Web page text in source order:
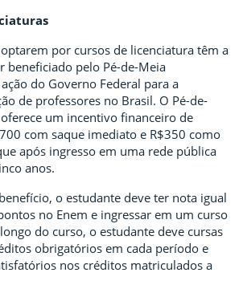
por cursos de licenciatura têm a
beneficiado pelo Pé-de-Meia
do Governo Federal para a
de professores no Brasil. O Pé-de-
um incentivo financeiro de
com saque imediato e R$350 como
após ingresso em uma rede pública
anos.
o estudante deve ter nota igual
no Enem e ingressar em um curso
do curso, o estudante deve cursas
obrigatórios em cada período e
nos créditos matriculados a